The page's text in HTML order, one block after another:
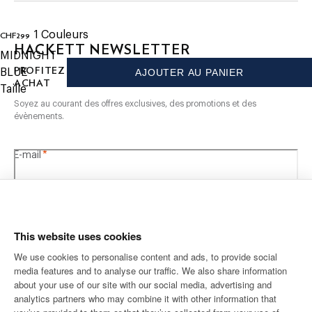
This website uses cookies
We use cookies to personalise content and ads, to provide social
media features and to analyse our traffic. We also share information
about your use of our site with our social media, advertising and
analytics partners who may combine it with other information that
- Marquage minimaliste sur le col arrière pour une finition
- Le vêtement parfait qui comble le fossé entre élégant et
décontracté
SOIN
Ne pas laver
Pas de blanchiment
Repassage au fer froid, 110 °C maximum
CHF299
current price CHF299
1 Couleurs
MIDNIGHT
BLUE
Taille
AJOUTER AU PANIER
HACKETT NEWSLETTER
PROFITEZ DE
DE RÉDUCTION SUR VOTRE PREMIER
ACHAT
Soyez au courant des offres exclusives, des promotions et des
évènements.
E-mail *
ADRESSE POSTALE
Suisse Modifier
LANGUE